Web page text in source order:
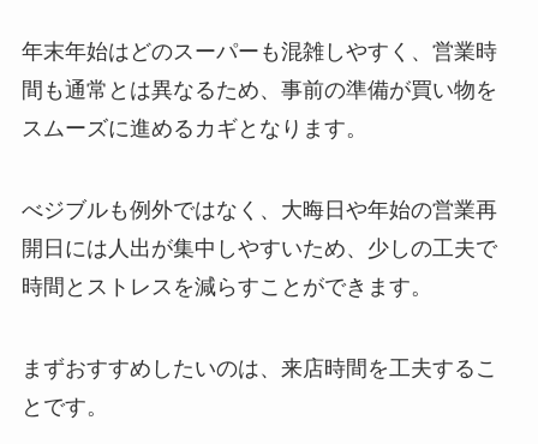
年末年始はどのスーパーも混雑しやすく、営業時
間も通常とは異なるため、事前の準備が買い物を
スムーズに進めるカギとなります。
べジブルも例外ではなく、大晦日や年始の営業再
開日には人出が集中しやすいため、少しの工夫で
時間とストレスを減らすことができます。
まずおすすめしたいのは、来店時間を工夫するこ
とです。